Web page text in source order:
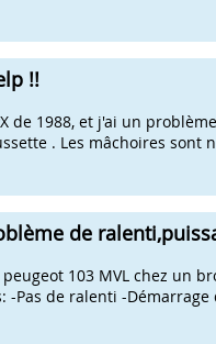
!!
de 1988, et j'ai un
. Les mâchoires sont
de
103 MVL chez un
-Pas de ralenti -